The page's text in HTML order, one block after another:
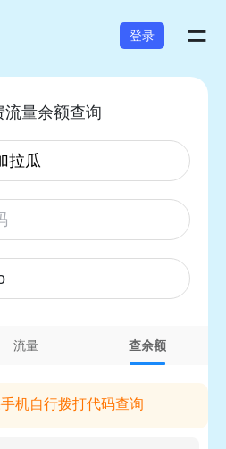
登录 =
流量余额查询
流量 查余额
机自行拨打代码查询